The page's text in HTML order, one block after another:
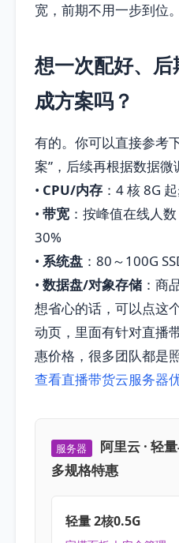
宽，前期不用一步到位。
想一次配好、
成方案吗？
有的。你可以直接参考
案”，后续再根据数据微
• CPU/内存 ：4 核 8G
• 带宽 ：按峰值在线人
30%
• 系统盘 ：80～100G
• 数据盘/对象存储 ：商
想省心的话，可以点这
动页，里面有针对直播
惠价格，很多团队都是
查看直播带货云服务器
服务器
阿里云 · 轻
多规格特惠
轻量 2核0.5G